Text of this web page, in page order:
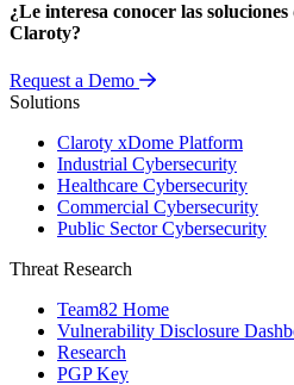
¿Le interesa conocer las
Claroty?
Request a Demo
Solutions
Claroty xDome Platform
Industrial Cybersecurity
Healthcare Cybersecurity
Commercial Cybersecurity
Public Sector Cybersecurity
Threat Research
Team82 Home
Vulnerability Disclosure
Research
PGP Key